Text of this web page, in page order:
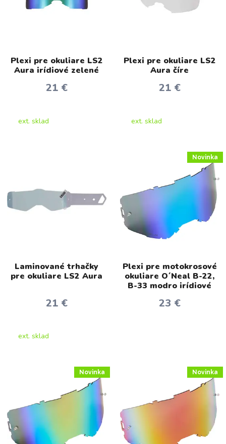
Plexi pre okuliare LS2
Aura irídiové zelené
21 €
ext. sklad
Plexi pre okuliare LS2
Aura číre
21 €
ext. sklad
Laminované trhačky
pre okuliare LS2 Aura
21 €
ext. sklad
Novinka
Plexi pre motokrosové
okuliare O´Neal B-22,
B-33 modro irídiové
23 €
Novinka Novinka